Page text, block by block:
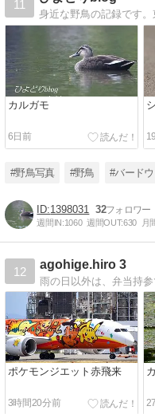
11
カルガモ
6日前
#野鳥写真 #野鳥 #バード
1398031 32
週間IN:1060 週間OUT:630 月
12
agohige.hiro 3
ポケモンジエット赤飛来
3時間20分前